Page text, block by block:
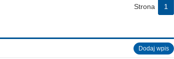
Strona 1
Dodaj wpis